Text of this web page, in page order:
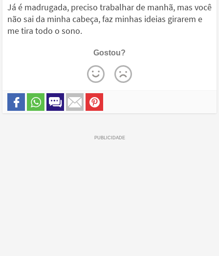
Já é madrugada, preciso trabalhar de manhã, mas você
não sai da minha cabeça, faz minhas ideias girarem e
me tira todo o sono.
Gostou?